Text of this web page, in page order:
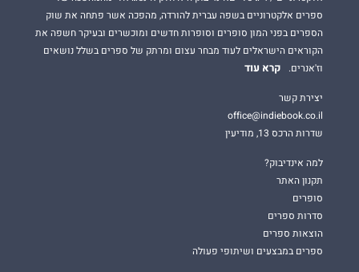
ספרים אלקטרוניים בשפה עברית להורדה, מהפכה אשר פתחה את שוק
הספרים בפני המון סופרים וסופרות חדשים ומוכשרים ובעיקר חשפה את
הקוראים הישראלים לעוד מבחר עצום ומרתק של ספרים בשלל נושאים
וז'אנרים.
קרא עוד
יצירת קשר
office@indiebook.co.il
שדרות הרכס 13, מודיעין
למה אינדיבוק?
תקנון האתר
סופרים
סדרות ספרים
הוצאות ספרים
ספרים במבצעים ושיתופי פעולה